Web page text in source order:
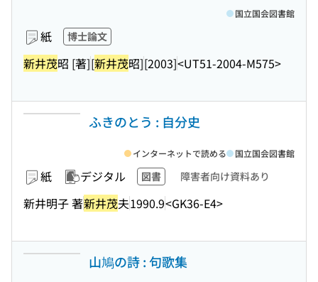
紙 博士論文
新井茂昭 [著][新井茂昭][2003]<UT51-2004-M575>
国立国会図書館
ふきのとう : 自分史
紙 デジタル 図書 障害者向け資料あり
新井明子 著新井茂夫1990.9<GK36-E4>
インターネットで読める 国立国会図書館
山鳩の詩 : 句歌集